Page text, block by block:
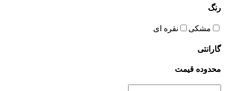
رنگ
مشکی نقره ای
گارانتی
محدوده قیمت